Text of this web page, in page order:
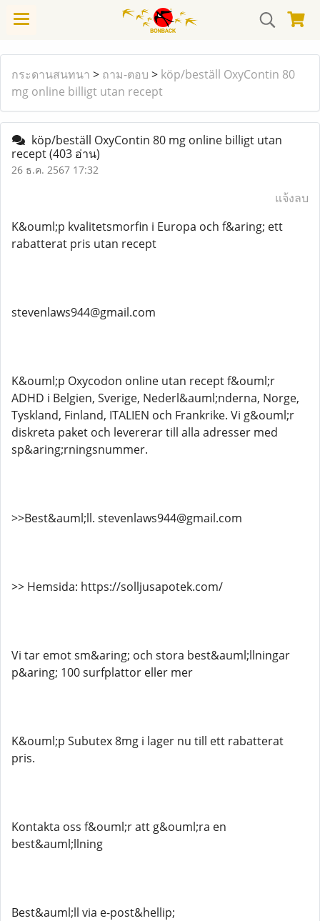
กระดานสนทนา > ถาม-ตอบ > köp/beställ OxyContin 80
mg online billigt utan recept
köp/beställ OxyContin 80 mg online billigt utan
recept(403 อ่าน)
26 ธ.ค. 2567 17:32
แจ้งลบ
K&ouml;p kvalitetsmorfin i Europa och f&aring; ett
rabatterat pris utan recept
stevenlaws944@gmail.com
K&ouml;p Oxycodon online utan recept f&ouml;r
ADHD i Belgien, Sverige, Nederl&auml;nderna, Norge,
Tyskland, Finland, ITALIEN och Frankrike. Vi g&ouml;r
diskreta paket och levererar till alla adresser med
sp&aring;rningsnummer.
>>Best&auml;ll. stevenlaws944@gmail.com
>> Hemsida: https://solljusapotek.com/
Vi tar emot sm&aring; och stora best&auml;llningar
p&aring; 100 surfplattor eller mer
K&ouml;p Subutex 8mg i lager nu till ett rabatterat
pris.
Kontakta oss f&ouml;r att g&ouml;ra en
best&auml;llning
Best&auml;ll via e-post&hellip;